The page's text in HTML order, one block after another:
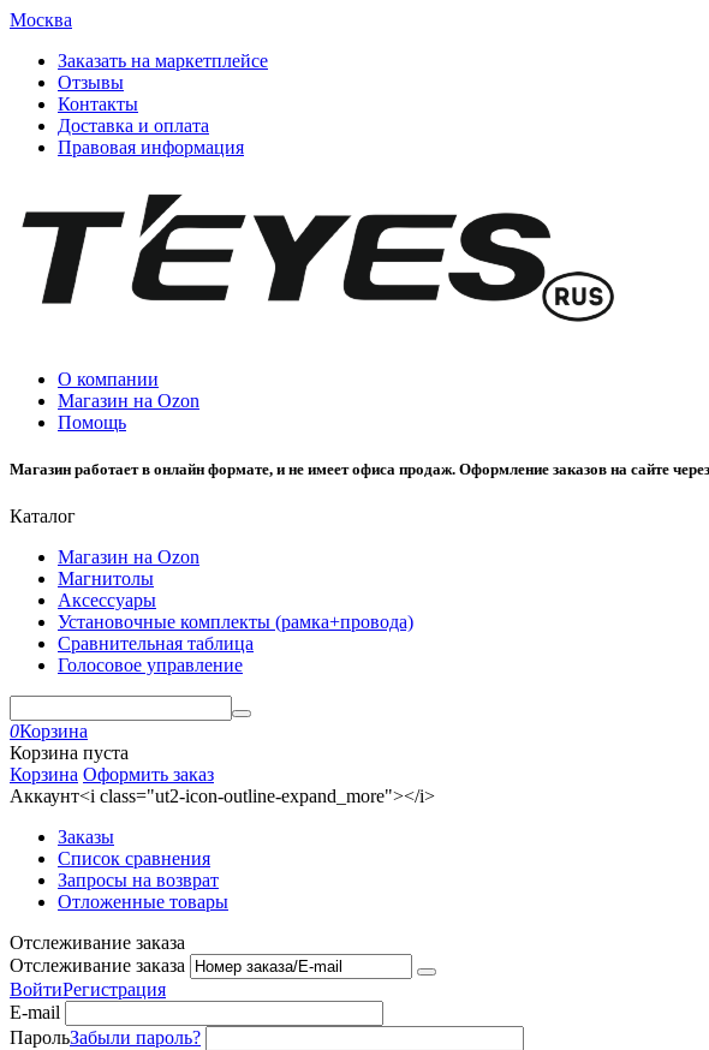
Москва
Заказать на маркетплейсе
Отзывы
Контакты
Доставка и оплата
Правовая информация
О компании
Магазин на Ozon
Помощь
Магазин работает в онлайн формате, и не имеет офиса продаж. Оформление заказов на сайте
Каталог
Магазин на Ozon
Магнитолы
Аксессуары
Установочные комплекты (рамка+провода)
Сравнительная таблица
Голосовое управление
0Корзина
Корзина пуста
Корзина Оформить заказ
Аккаунт<i class="ut2-icon-outline-expand_more"></i>
Заказы
Список сравнения
Запросы на возврат
Отложенные товары
Отслеживание заказа
Отслеживание заказа
ВойтиРегистрация
E-mail
ПарольЗабыли пароль?